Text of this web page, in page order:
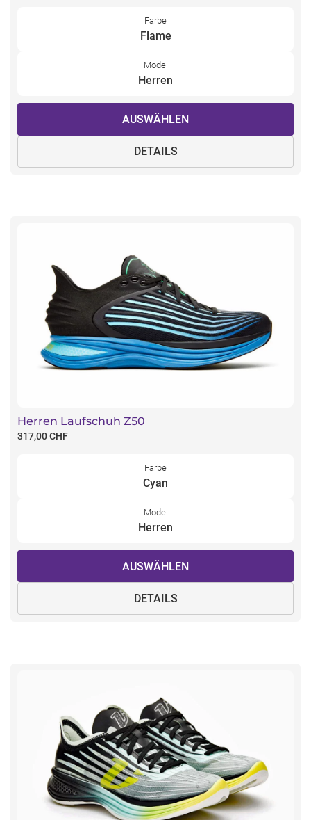
Farbe
Flame
Model
Herren
AUSWÄHLEN
DETAILS
Herren Laufschuh Z50
317,00 CHF
Farbe
Cyan
Model
Herren
AUSWÄHLEN
DETAILS